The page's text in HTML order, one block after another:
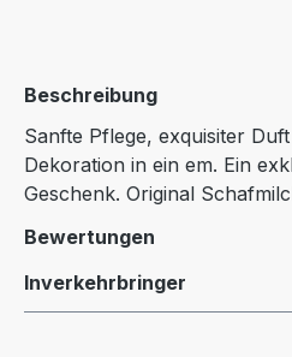
Beschreibung
Sanfte Pflege, exquisiter
Dekoration in ein em. Ein
Geschenk. Original
Bewertungen
Inverkehrbringer